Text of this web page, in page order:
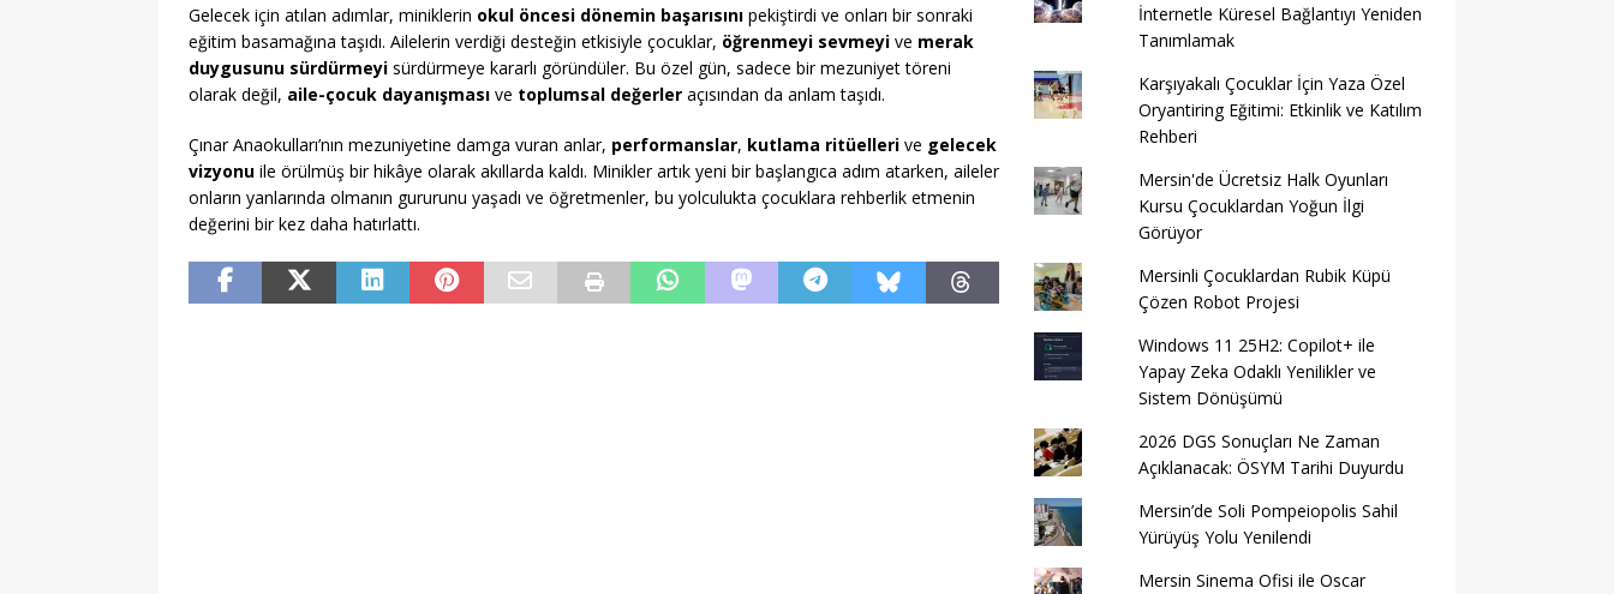
Gelecek için atılan adımlar, miniklerin okul öncesi dönemin başarısını pekiştirdi ve onları bir sonraki
eğitim basamağına taşıdı. Ailelerin verdiği desteğin etkisiyle çocuklar, öğrenmeyi sevmeyi ve merak
duygusunu sürdürmeyi sürdürmeye kararlı göründüler. Bu özel gün, sadece bir mezuniyet töreni
olarak değil, aile-çocuk dayanışması ve toplumsal değerler açısından da anlam taşıdı.
Çınar Anaokulları’nın mezuniyetine damga vuran anlar, performanslar, kutlama ritüelleri ve gelecek
vizyonu ile örülmüş bir hikâye olarak akıllarda kaldı. Minikler artık yeni bir başlangıca adım atarken, aileler
onların yanlarında olmanın gururunu yaşadı ve öğretmenler, bu yolculukta çocuklara rehberlik etmenin
değerini bir kez daha hatırlattı.
İnternetle Küresel Bağlantıyı Yeniden
Tanımlamak
Karşıyakalı Çocuklar İçin Yaza Özel
Oryantiring Eğitimi: Etkinlik ve Katılım
Rehberi
Mersin'de Ücretsiz Halk Oyunları
Kursu Çocuklardan Yoğun İlgi
Görüyor
Mersinli Çocuklardan Rubik Küpü
Çözen Robot Projesi
Windows 11 25H2: Copilot+ ile
Yapay Zeka Odaklı Yenilikler ve
Sistem Dönüşümü
2026 DGS Sonuçları Ne Zaman
Açıklanacak: ÖSYM Tarihi Duyurdu
Mersin’de Soli Pompeiopolis Sahil
Yürüyüş Yolu Yenilendi
Mersin Sinema Ofisi ile Oscar